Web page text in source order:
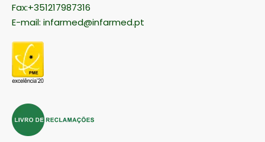
Fax:+351217987316
E-mail: infarmed@infarmed.pt